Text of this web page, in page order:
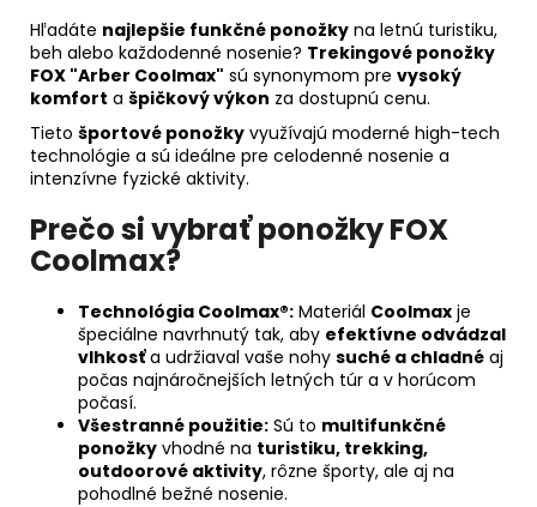
Hľadáte najlepšie funkčné ponožky na letnú turistiku,
beh alebo každodenné nosenie? Trekingové ponožky
FOX "Arber Coolmax" sú synonymom pre vysoký
komfort a špičkový výkon za dostupnú cenu.
Tieto športové ponožky využívajú moderné high-tech
technológie a sú ideálne pre celodenné nosenie a
intenzívne fyzické aktivity.
Prečo si vybrať ponožky FOX
Coolmax?
Technológia Coolmax®: Materiál Coolmax je
špeciálne navrhnutý tak, aby efektívne odvádzal
vlhkosťa udržiaval vaše nohy suché a chladné aj
počas najnáročnejších letných túr a v horúcom
počasí.
Všestranné použitie: Sú to multifunkčné
ponožky vhodné na turistiku, trekking,
outdoorové aktivity, rôzne športy, ale aj na
pohodlné bežné nosenie.